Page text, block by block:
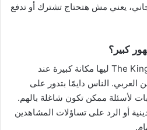
يعني مش هتحتاج تشترك أو تدفع
كبير؟
القنوات الدينية زي The Kingdom Sat ليها مكانة كبيرة عند
الناس دايمًا بتدور على
لأسئلة ممكن تكون شاغلة بالهم.
أو الرد على تساؤلات المشاهدين